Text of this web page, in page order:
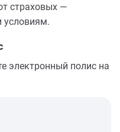
страховых —
условиям.
электронный полис на